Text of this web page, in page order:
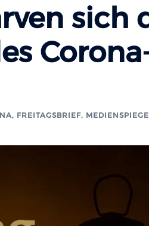
sich
, FREITAGSBRIEF,